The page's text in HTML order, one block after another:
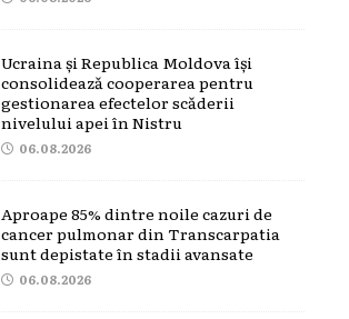
Ucraina și Republica Moldova își
consolidează cooperarea pentru
gestionarea efectelor scăderii
nivelului apei în Nistru
06.08.2026
Aproape 85% dintre noile cazuri de
cancer pulmonar din Transcarpatia
sunt depistate în stadii avansate
06.08.2026